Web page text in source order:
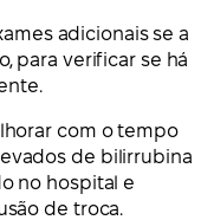
adicionais se a
para verificar se há
com o tempo
de bilirrubina
no hospital e
de troca.